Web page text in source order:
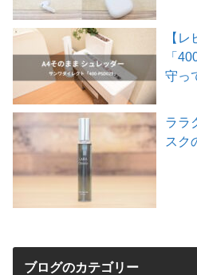
【
「
守っ
ララ
スク
ブログのカテゴリー